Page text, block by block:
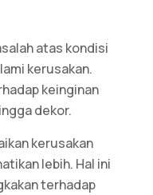
atas kondisi
kerusakan.
keinginan
dekor.
kerusakan
lebih. Hal ini
terhadap